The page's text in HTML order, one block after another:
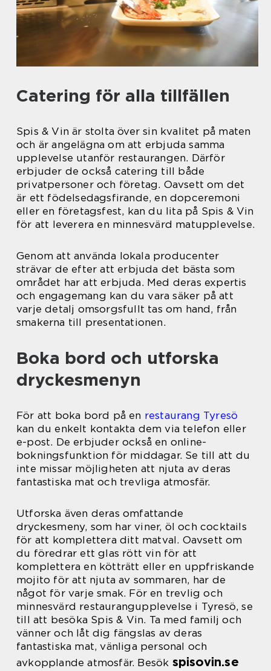
Catering för alla tillfällen
Spis & Vin är stolta över sin kvalitet på maten
och är angelägna om att erbjuda samma
upplevelse utanför restaurangen. Därför
erbjuder de också catering till både
privatpersoner och företag. Oavsett om det
är ett födelsedagsfirande, en dopceremoni
eller en företagsfest, kan du lita på Spis & Vin
för att leverera en minnesvärd matupplevelse.
Genom att använda lokala producenter
strävar de efter att erbjuda det bästa som
området har att erbjuda. Med deras expertis
och engagemang kan du vara säker på att
varje detalj omsorgsfullt tas om hand, från
smakerna till presentationen.
Boka bord och utforska
dryckesmenyn
För att boka bord på en restaurang Tyresö
kan du enkelt kontakta dem via telefon eller
e-post. De erbjuder också en online-
bokningsfunktion för middagar. Se till att du
inte missar möjligheten att njuta av deras
fantastiska mat och trevliga atmosfär.
Utforska även deras omfattande
dryckesmeny, som har viner, öl och cocktails
för att komplettera ditt matval. Oavsett om
du föredrar ett glas rött vin för att
komplettera en kötträtt eller en uppfriskande
mojito för att njuta av sommaren, har de
något för varje smak. För en trevlig och
minnesvärd restaurangupplevelse i Tyresö, se
till att besöka Spis & Vin. Ta med familj och
vänner och låt dig fängslas av deras
fantastiska mat, vänliga personal och
avkopplande atmosfär. Besök spisovin.se